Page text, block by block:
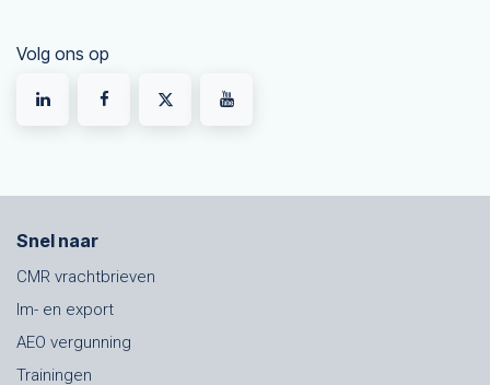
Volg ons op
Snel naar
CMR vrachtbrieven
Im- en export
AEO vergunning
Trainingen